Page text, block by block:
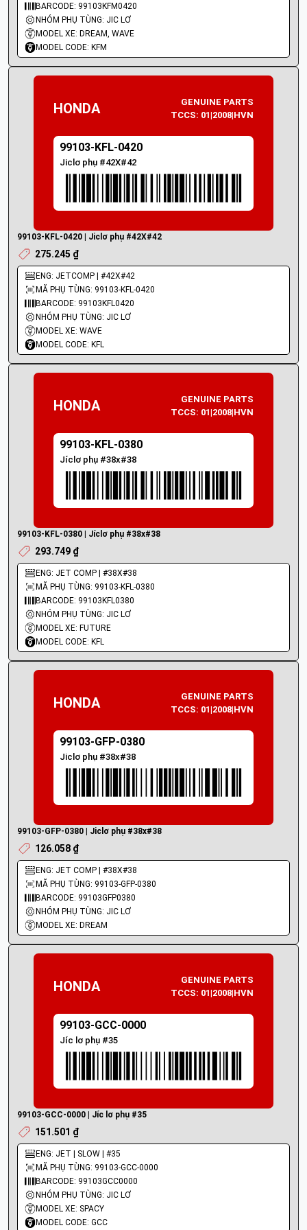
BARCODE: 99103KFM0420
NHÓM PHỤ TÙNG: JIC LƠ
MODEL XE: DREAM, WAVE
MODEL CODE: KFM
HONDA
GENUINE PARTS
TCCS: 01|2008|HVN
99103-KFL-0420
Jiclơ phụ #42X#42
99103-KFL-0420 | Jiclơ phụ #42X#42
275.245 ₫
ENG: JETCOMP | #42X#42
MÃ PHỤ TÙNG: 99103-KFL-0420
BARCODE: 99103KFL0420
NHÓM PHỤ TÙNG: JIC LƠ
MODEL XE: WAVE
MODEL CODE: KFL
HONDA
GENUINE PARTS
TCCS: 01|2008|HVN
99103-KFL-0380
Jíclơ phụ #38x#38
99103-KFL-0380 | Jíclơ phụ #38x#38
293.749 ₫
ENG: JET COMP | #38X#38
MÃ PHỤ TÙNG: 99103-KFL-0380
BARCODE: 99103KFL0380
NHÓM PHỤ TÙNG: JIC LƠ
MODEL XE: FUTURE
MODEL CODE: KFL
HONDA
GENUINE PARTS
TCCS: 01|2008|HVN
99103-GFP-0380
Jiclơ phụ #38x#38
99103-GFP-0380 | Jiclơ phụ #38x#38
126.058 ₫
ENG: JET COMP | #38X#38
MÃ PHỤ TÙNG: 99103-GFP-0380
BARCODE: 99103GFP0380
NHÓM PHỤ TÙNG: JIC LƠ
MODEL XE: DREAM
HONDA
GENUINE PARTS
TCCS: 01|2008|HVN
99103-GCC-0000
Jíc lơ phụ #35
99103-GCC-0000 | Jíc lơ phụ #35
151.501 ₫
ENG: JET | SLOW | #35
MÃ PHỤ TÙNG: 99103-GCC-0000
BARCODE: 99103GCC0000
NHÓM PHỤ TÙNG: JIC LƠ
MODEL XE: SPACY
MODEL CODE: GCC